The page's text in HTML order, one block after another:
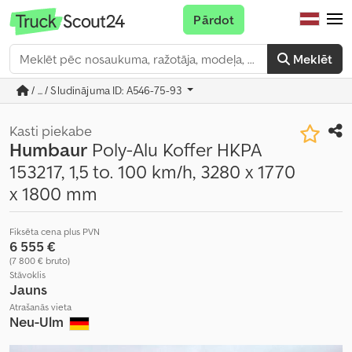
Meklēt
Pārdot
/ ... / Sludinājuma ID: A546-75-93
Kasti piekabe
Humbaur Poly-Alu Koffer HKPA
153217, 1,5 to. 100 km/h, 3280 x 1770
x 1800 mm
Fiksēta cena plus PVN
6 555 €
(7 800 € bruto)
Stāvoklis
Jauns
Atrašanās vieta
Neu-Ulm